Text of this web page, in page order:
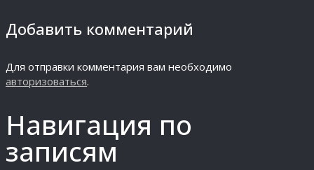
Добавить комментарий
Для отправки комментария вам необходимо
авторизоваться.
Навигация по
записям